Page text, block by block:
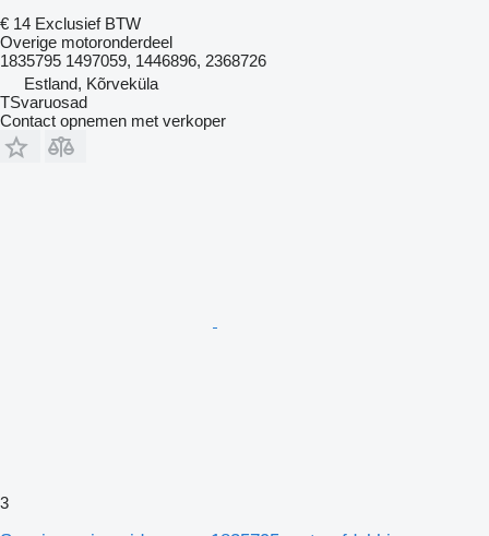
€ 14 Exclusief BTW
Overige motoronderdeel
1835795 1497059, 1446896, 2368726
Estland, Kõrveküla
TSvaruosad
Contact opnemen met verkoper
3